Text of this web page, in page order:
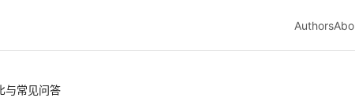
Authors
与常见问答